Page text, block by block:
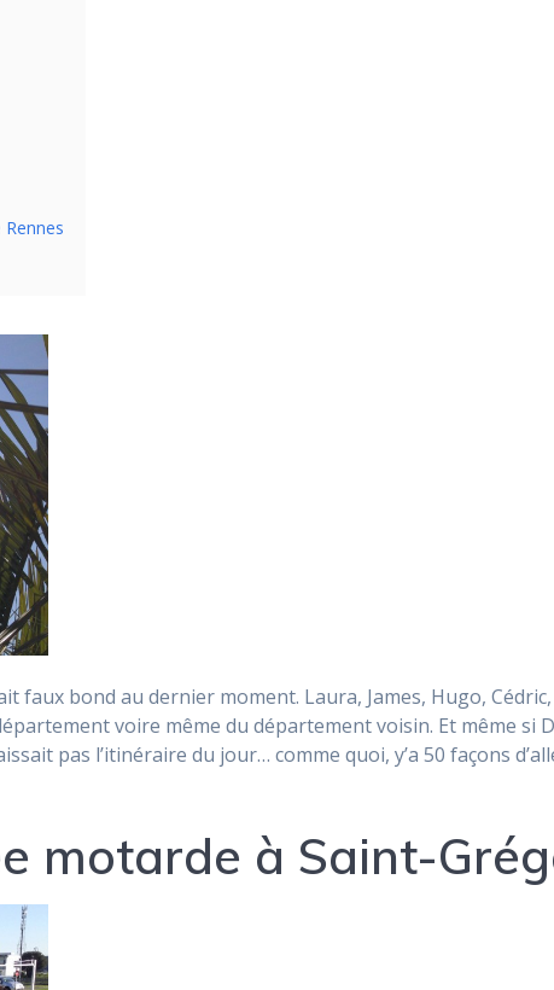
bond au dernier moment. Laura, James, Hugo,
voire même du département voisin. Et même si
pas l’itinéraire du jour… comme quoi, y’a 50 façons
motarde à Saint-